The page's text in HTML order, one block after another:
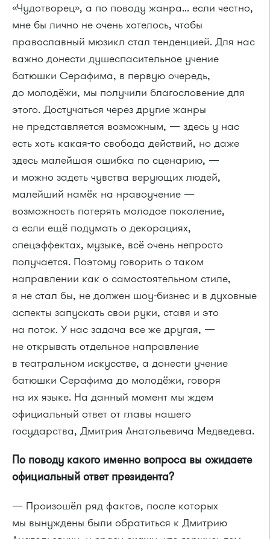
«Чудотворец», а по поводу жанра... если честно,
мне бы лично не очень хотелось, чтобы
православный мюзикл стал тенденцией. Для нас
важно донести душеспасительное учение
батюшки Серафима, в первую очередь,
до молодёжи, мы получили благословение для
этого. Достучаться через другие жанры
не представляется возможным, — здесь у нас
есть хоть какая-то свобода действий, но даже
здесь малейшая ошибка по сценарию, —
и можно задеть чувства верующих людей,
малейший намёк на нравоучение —
возможность потерять молодое поколение,
а если ещё подумать о декорациях,
спецэффектах, музыке, всё очень непросто
получается. Поэтому говорить о таком
направлении как о самостоятельном стиле,
я не стал бы, не должен шоу-бизнес и в духовные
аспекты запускать свои руки, ставя и это
на поток. У нас задача все же другая, —
не открывать отдельное направление
в театральном искусстве, а донести учение
батюшки Серафима до молодёжи, говоря
на их языке. На данный момент мы ждем
официальный ответ от главы нашего
государства, Дмитрия Анатольевича Медведева.
По поводу какого именно вопроса вы ожидаете
официальный ответ президента?
— Произошёл ряд фактов, после которых
мы вынуждены были обратиться к Дмитрию